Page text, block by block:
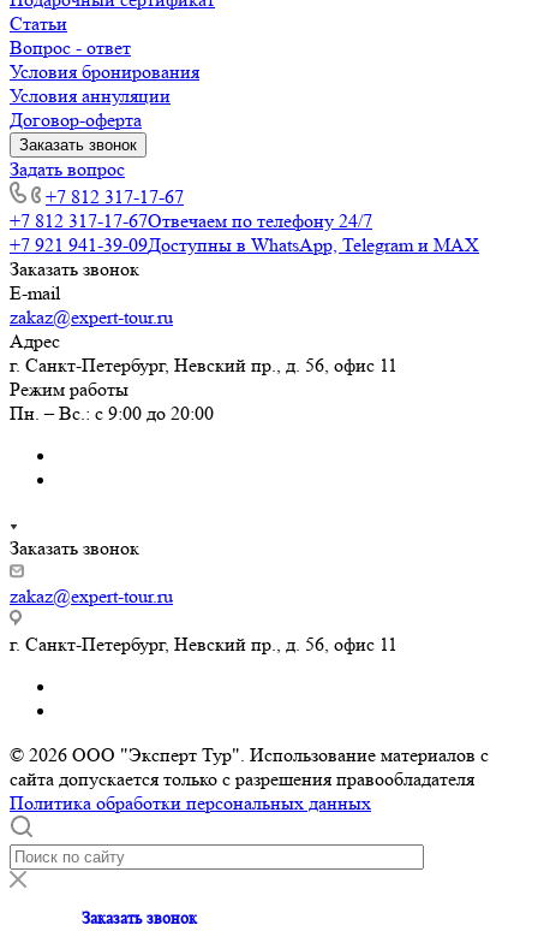
Статьи
Вопрос - ответ
Условия бронирования
Условия аннуляции
Договор-оферта
Заказать звонок
Задать вопрос
+7 812 317-17-67
+7 812 317-17-67Отвечаем по телефону 24/7
+7 921 941-39-09Доступны в WhatsApp, Telegram и MAX
Заказать звонок
E-mail
zakaz@expert-tour.ru
Адрес
г. Санкт-Петербург, Невский пр., д. 56, офис 11
Режим работы
Пн. – Вс.: с 9:00 до 20:00
Заказать звонок
zakaz@expert-tour.ru
г. Санкт-Петербург, Невский пр., д. 56, офис 11
© 2026 ООО "Эксперт Тур". Использование материалов с
сайта допускается только с разрешения правообладателя
Политика обработки персональных данных
Заказать звонок